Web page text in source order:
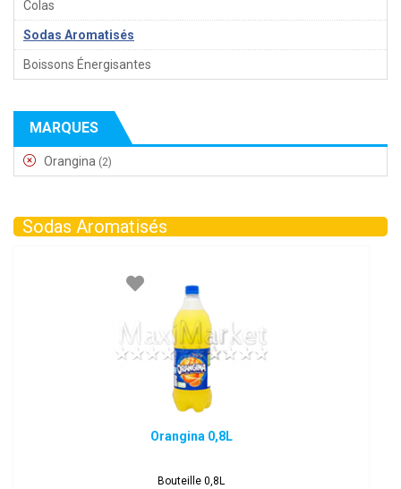
Colas
Sodas Aromatisés
Boissons Énergisantes
MARQUES
Orangina (2)
Sodas Aromatisés
Orangina 0,8L
Bouteille 0,8L